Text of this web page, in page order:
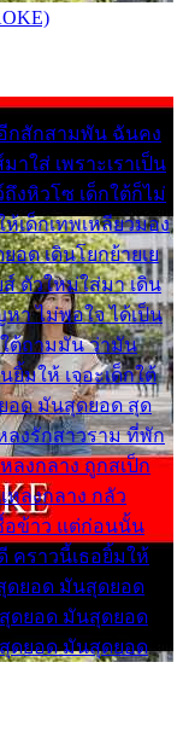
กสักสามพัน ฉันคง
าใส่ เพราะเราเป็น
ถึงหิวโซ เด็กใต้ก็ไม่
เด็กเทพเหลียวมอง
อด เดินโยกย้ายเย
ตัวใหม่ใส่มา เดิน
า ไม่พอใจ ได้เป็น
ต้ถามมัน ว่ามัน
มให้ เจอะเด็กใต้
อด มันสุดยอด สุด
งรักสาวราม ที่พัก
ลงกลาง ถูกสเป็ก
หลงกลาง กลัว
อข้าว แต่ก่อนนั้น
คราวนี้เธอยิ้มให้
ดยอด มันสุดยอด
ดยอด มันสุดยอด
ดยอด มันสุดยอด